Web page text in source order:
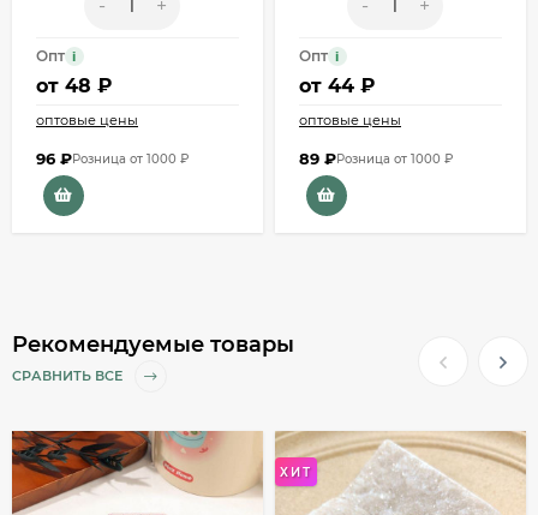
- +
Опт i
от 48 ₽
оптовые цены
96 ₽Розница от 1000 ₽
- +
Опт i
от 44 ₽
оптовые цены
89 ₽Розница от 1000 ₽
Рекомендуемые товары
СРАВНИТЬ ВСЕ
ХИТ